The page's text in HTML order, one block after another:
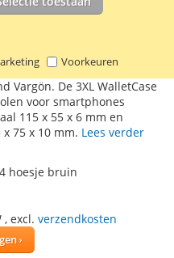
Voorkeuren
Vargön WalletCase is
kwaliteit kunstleer en is
sterke invloeden van de
en kustlijnen van het
Vargön. De 3XL WalletCase
voor smartphones
115 x 55 x 6 mm en
75 x 10 mm. Lees verder
hoesje bruin
, excl. verzendkosten